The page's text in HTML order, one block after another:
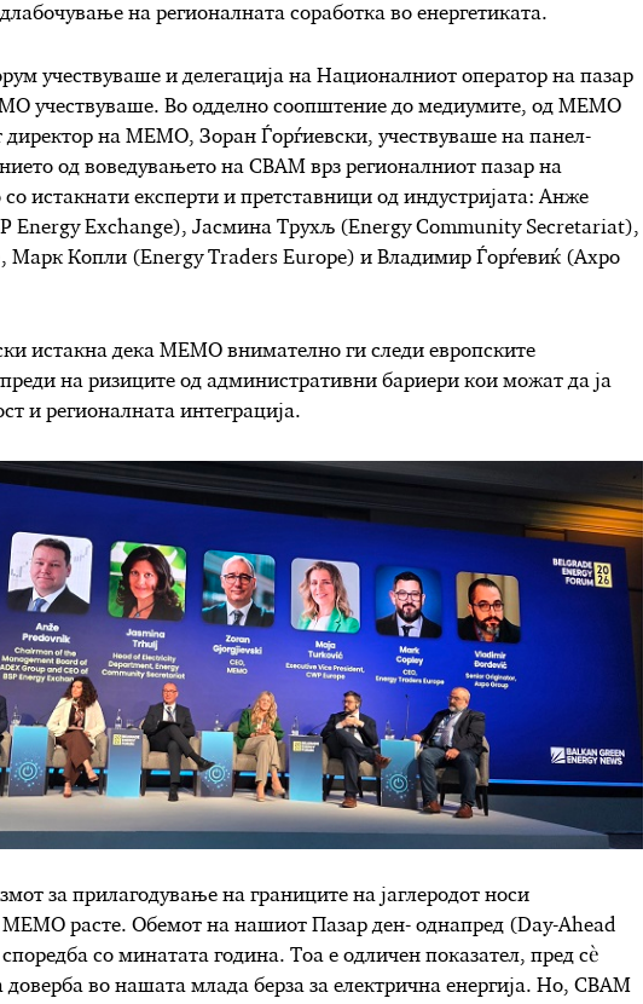
на регионалната соработка во енергетиката.
учествуваше и делегација на Националниот оператор на пазар
учествуваше. Во одделно соопштение до медиумите, од МЕМО
директор на МЕМО, Зоран Ѓорѓиевски, учествуваше на панел-
од воведувањето на CBAM врз регионалниот пазар на
со истакнати експерти и претставници од индустријата: Анже
Energy Exchange), Јасмина Трухљ (Energy Community Secretariat),
Марк Копли (Energy Traders Europe) и Владимир Ѓорѓевиќ (Axpo
истакна дека МЕМО внимателно ги следи европските
на ризиците од административни бариери кои можат да ја
и регионалната интеграција.
за прилагодување на границите на јаглеродот носи
расте. Обемот на нашиот Пазар ден- однапред (Day-Ahead
со минатата година. Тоа е одличен показател, пред сè
доверба во нашата млада берза за електрична енергија. Но, CBAM